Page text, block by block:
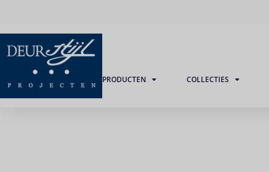
PRODUCTEN COLLECTIES